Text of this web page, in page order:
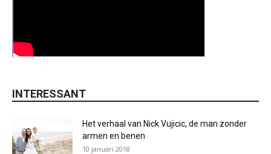
INTERESSANT
Het verhaal van Nick Vujicic, de man zonder
armen en benen
10 januari 2018